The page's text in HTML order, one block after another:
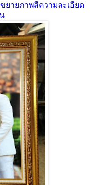
ยายภาพสีความละเอียด